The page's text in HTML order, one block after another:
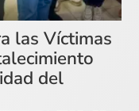
las Víctimas
del